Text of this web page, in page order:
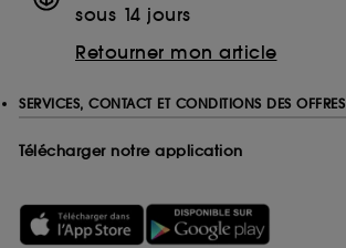
sous 14 jours
Retourner mon article
SERVICES, CONTACT ET CONDITIONS DES OFFRES
Télécharger notre application